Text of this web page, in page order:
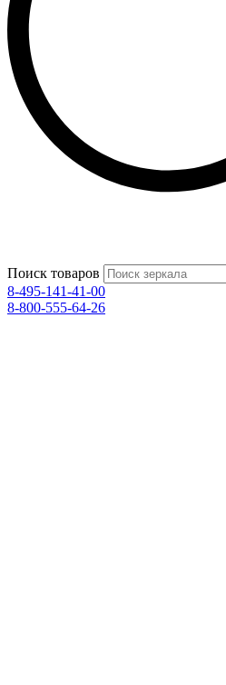
Поиск товаров
8-495-141-41-00
8-800-555-64-26